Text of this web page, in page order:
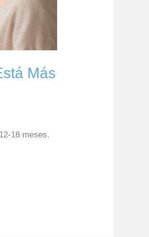
Más
18 meses.